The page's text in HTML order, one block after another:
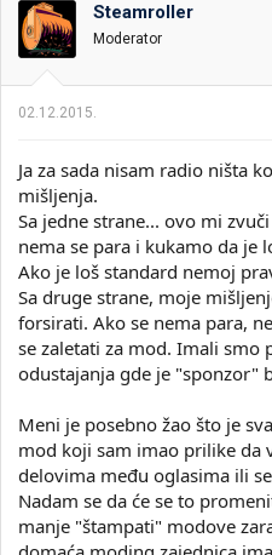
Steamroller
Moderator
02.12.2015.
Ja za sada nisam radio ništa
mišljenja.
Sa jedne strane... ovo mi
nema se para i kukamo da je
Ako je loš standard nemoj
Sa druge strane, moje
forsirati. Ako se nema para,
se zaletati za mod. Imali smo
odustajanja gde je "sponzor"
Meni je posebno žao što je
mod koji sam imao prilike da
delovima među oglasima ili
Nadam se da će se to
manje "štampati" modove